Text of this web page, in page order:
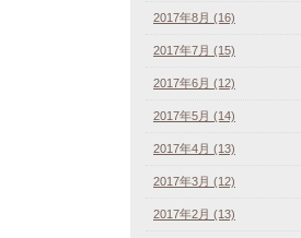
2017年8月 (16)
2017年7月 (15)
2017年6月 (12)
2017年5月 (14)
2017年4月 (13)
2017年3月 (12)
2017年2月 (13)